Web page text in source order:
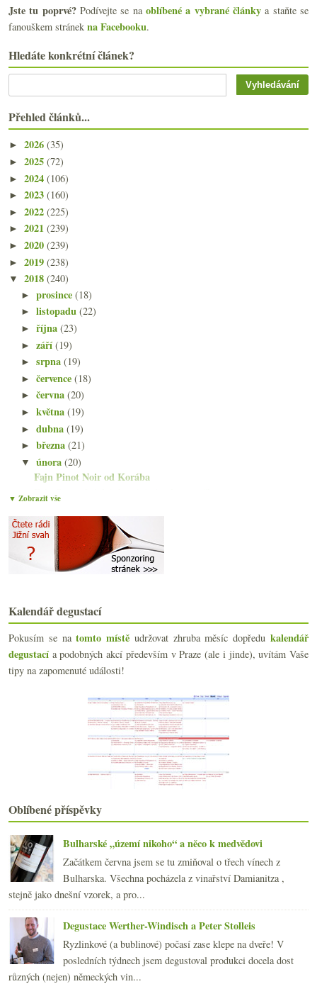
Jste tu poprvé?Podívejte se naoblíbené a vybrané články a staňte se
fanouškem stránek na Facebooku.
Hledáte konkrétní článek?
Přehled článků...
► 2026 (35)
► 2025 (72)
► 2024 (106)
► 2023 (160)
► 2022 (225)
► 2021 (239)
► 2020 (239)
► 2019 (238)
▼ 2018 (240)
►prosince(18)
►listopadu(22)
►října(23)
►září(19)
►srpna(19)
►července(18)
►června(20)
►května(19)
►dubna(19)
►března(21)
▼února(20)
Fajn Pinot Noir od Korába
Fajn Soave & jaká domácí vína by se měla prezentov...
Matthias od Proqinu, Cava 4.7. a šumivé Grillo
Morava v tisku, Pouilly-Fuissé 1er Cru, Tyson Stel...
Tsiakkas, vinný tip při návštěvě Kypru
Forcallà aneb bez encyklopedie ani ránu
Čerstvý zábavný Monastrell a výtečné biodynamické ...
Dvakrát cava vyšší kategorie
Slovenský rychlokurz na šestnácti vzorcích
„Naturální“ zajímavé saké, bílé do mrazu a en rama...
Beaujolais stoletých keřů, plnoleté Cahors a efekt...
Povodně v Champagne, rozhovor s Martinem Markelem,...
Výtečně Beaujolais od Graillotových
Champagne R. Pouillon a nejen báječná solera
Sympatická Rhôna a „medvědí“ Mencía z Bierza
Pětkrát Piemont z vinařství Brezza
►2017(240)
►2016(250)
►2015(251)
►2014(254)
► 2013(249)
►2012(254)
►2011(252)
2010 (249)
►2009(249)
►2008(270)
►2007(108)
▼ Zobrazit vše
Kalendář degustací
Pokusím se natomto místě udržovat zhruba měsíc dopředukalendář
degustacía podobných akcí především v Praze (ale i jinde), uvítám Vaše
tipy na zapomenuté události!
Oblíbené příspěvky
Bulharské „území nikoho“ a něco k medvědovi
Začátkem června jsem se tu zmiňoval o třech vínech z
Bulharska. Všechna pocházela z vinařství Damianitza ,
stejně jako dnešní vzorek, a pro...
Degustace Werther-Windisch a Peter Stolleis
Ryzlinkové (a bublinové) počasí zase klepe na dveře! V
posledních týdnech jsem degustoval produkci docela dost
různých (nejen) německých vin...